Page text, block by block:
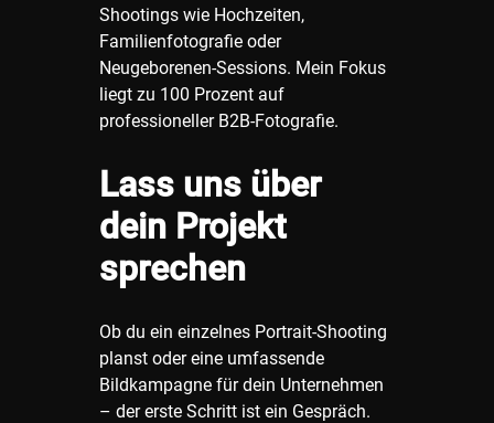
Shootings wie Hochzeiten,
Familienfotografie oder
Neugeborenen-Sessions. Mein Fokus
liegt zu 100 Prozent auf
professioneller B2B-Fotografie.
Lass uns über
dein Projekt
sprechen
Ob du ein einzelnes Portrait-Shooting
planst oder eine umfassende
Bildkampagne für dein Unternehmen
– der erste Schritt ist ein Gespräch.